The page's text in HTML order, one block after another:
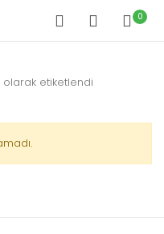
0
olarak etiketlendi